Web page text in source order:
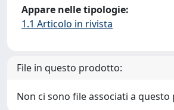
Appare nelle tipologie:
1.1 Articolo in rivista
File in questo prodotto:
Non ci sono file associati a